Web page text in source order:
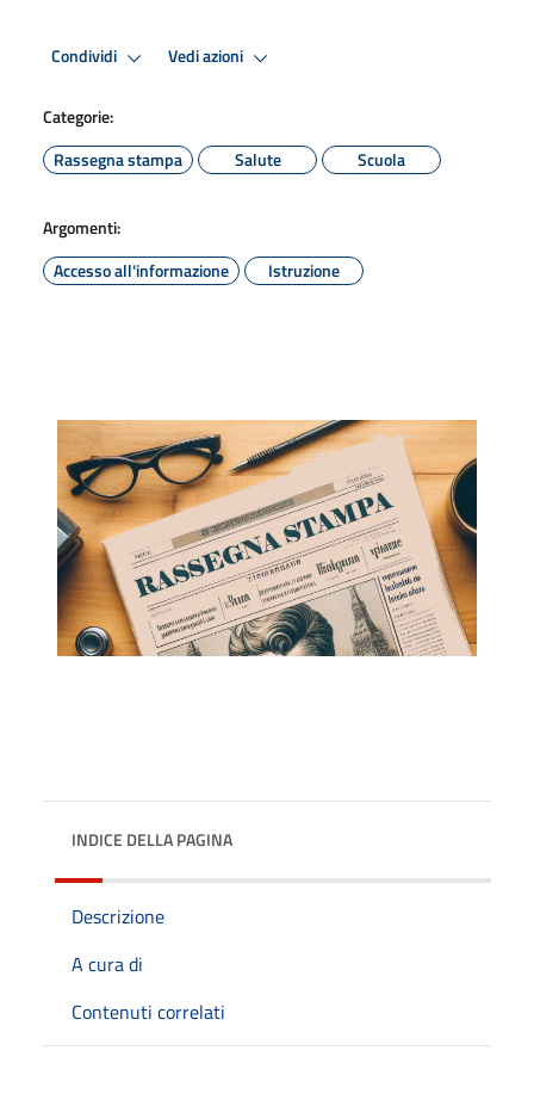
Condividi Vedi azioni
Categorie:
Rassegna stampa
Salute Scuola
Argomenti:
Accesso all'informazione
Istruzione
INDICE DELLA PAGINA
Descrizione
A cura di
Contenuti correlati